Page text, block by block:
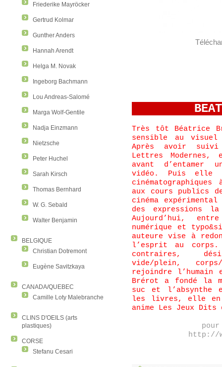
Friederike Mayröcker
Gertrud Kolmar
Gunther Anders
Hannah Arendt
Helga M. Novak
Ingeborg Bachmann
Lou Andreas-Salomé
Marga Wolf-Gentile
Nadja Einzmann
Nietzsche
Peter Huchel
Sarah Kirsch
Thomas Bernhard
W. G. Sebald
Walter Benjamin
BELGIQUE
Christian Dotremont
Eugène Savitzkaya
CANADA/QUEBEC
Camille Loty Malebranche
CLINS D'OEILS (arts
plastiques)
CORSE
Stefanu Cesari
Très tôt Béatrice
sensible au
Après avoir
Lettres
avant d’entamer
vidéo. Puis elle
aux cours publics
cinéma
des expressions
Aujourd’hui,
numérique et
auteure vise à
l’esprit au corps.
contraires, désir/
vide/plein,
rejoindre l’humain
Brérot a fondé la
suc et
les livres, elle en
anime Les Jeux
http://